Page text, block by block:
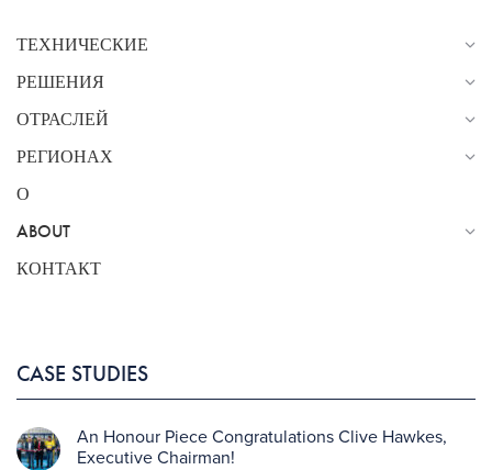
ТЕХНИЧЕСКИЕ
РЕШЕНИЯ
ОТРАСЛЕЙ
РЕГИОНАХ
О
ABOUT
КОНТАКТ
CASE STUDIES
An Honour Piece Congratulations Clive Hawkes,
Executive Chairman!